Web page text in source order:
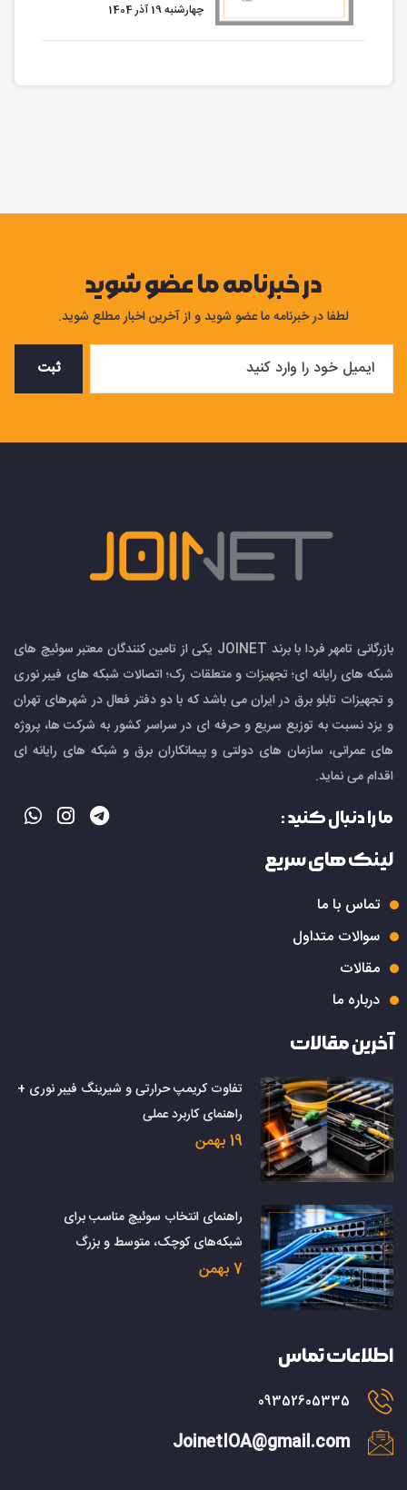
چهارشنبه 19 آذر 1404
در خبرنامه ما عضو شوید
لطفا در خبرنامه ما عضو شوید و از آخرین اخبار مطلع شوید.
ثبت
بازرگانی تامهر فردا با برند JOINET یکی از تامین کنندگان معتبر سوئیچ های
شبکه های رایانه ای؛ تجهیزات و متعلقات رک؛ اتصالات شبکه های فیبر نوری
و تجهیزات تابلو برق در ایران می باشد که با دو دفتر فعال در شهرهای تهران
و یزد نسبت به توزیع سریع و حرفه ای در سراسر کشور به شرکت ها، پروژه
های عمرانی، سازمان های دولتی و پیمانکاران برق و شبکه های رایانه ای
اقدام می نماید.
ما را دنبال کنید :
لینک های سریع
تماس با ما
سوالات متداول
مقالات
درباره ما
آخرین مقالات
تفاوت کریمپ حرارتی و شیرینگ فیبر نوری +
راهنمای کاربرد عملی
19 بهمن
راهنمای انتخاب سوئیچ مناسب برای
شبکه‌های کوچک، متوسط و بزرگ
7 بهمن
اطلاعات تماس
09352605335
JoinetIOA@gmail.com